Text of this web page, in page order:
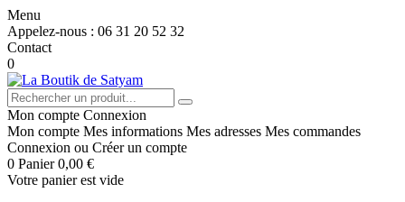
Menu
Appelez-nous : 06 31 20 52 32
Contact
0
Mon compte Connexion
Mon compte Mes informations Mes adresses Mes commandes
Connexion ou Créer un compte
0 Panier 0,00 €
Votre panier est vide